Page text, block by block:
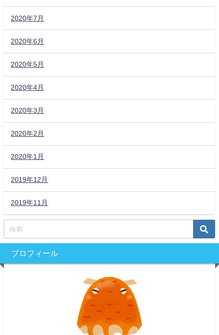
2020年7月
2020年6月
2020年5月
2020年4月
2020年3月
2020年2月
2020年1月
2019年12月
2019年11月
プロフィール